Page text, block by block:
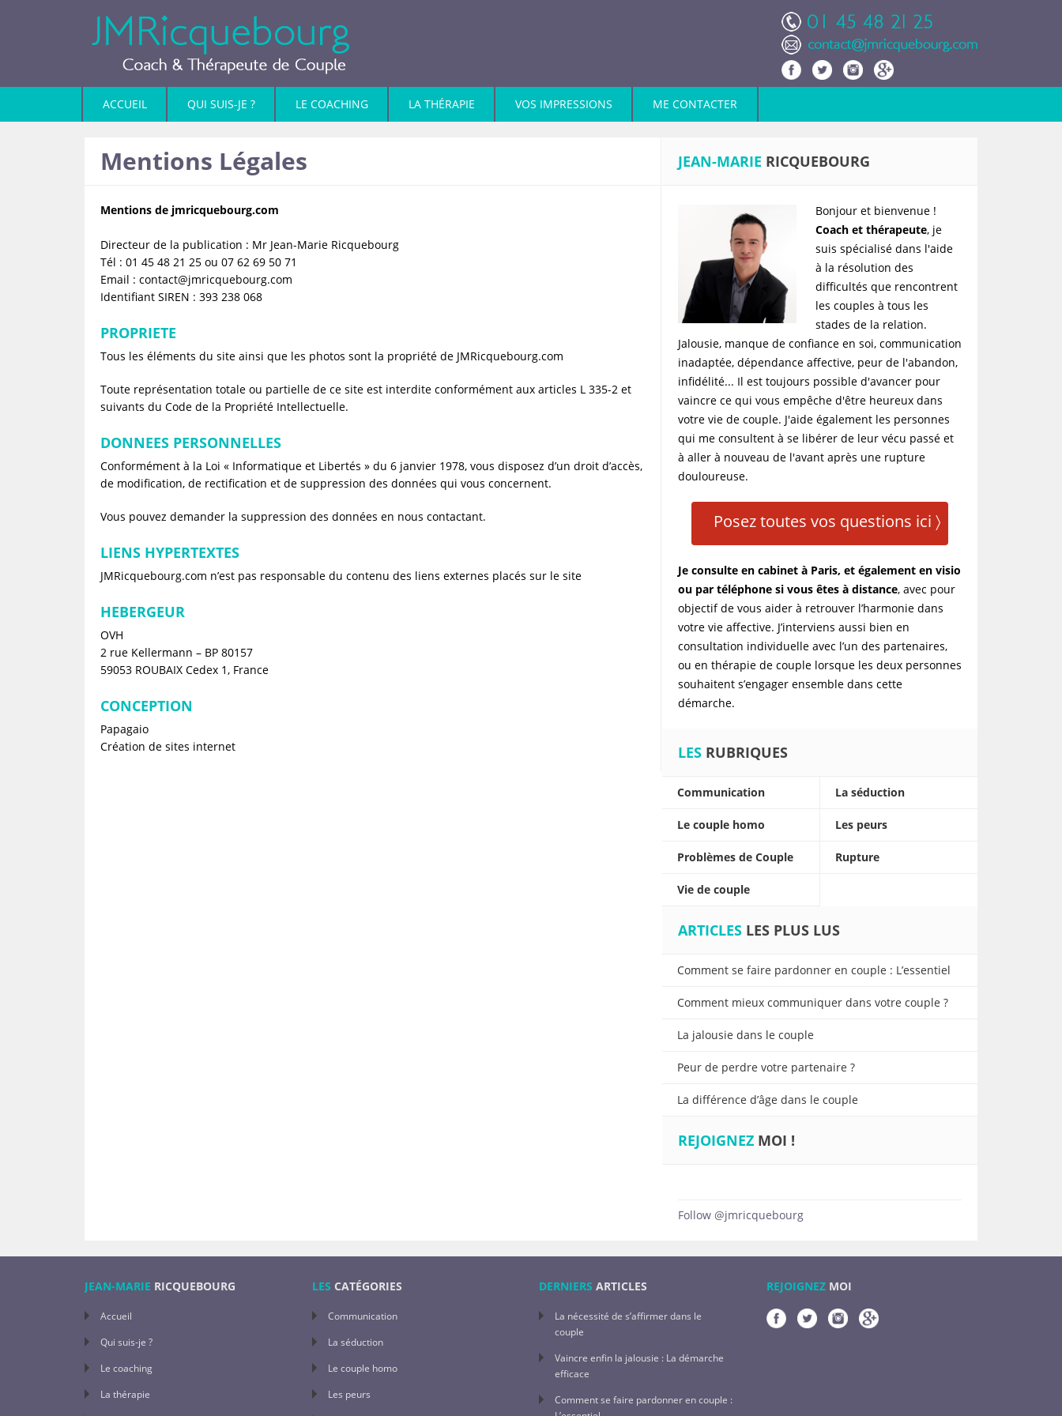
ACCUEIL QUI SUIS-JE ? LE COACHING LA THÉRAPIE VOS IMPRESSIONS ME CONTACTER
Mentions Légales
Mentions de jmricquebourg.com
Directeur de la publication : Mr Jean-Marie Ricquebourg
Tél : 01 45 48 21 25 ou 07 62 69 50 71
Email : contact@jmricquebourg.com
Identifiant SIREN : 393 238 068
PROPRIETE
Tous les éléments du site ainsi que les photos sont la propriété de JMRicquebourg.com
Toute représentation totale ou partielle de ce site est interdite conformément aux articles L 335-2 et
suivants du Code de la Propriété Intellectuelle.
DONNEES PERSONNELLES
Conformément à la Loi « Informatique et Libertés » du 6 janvier 1978, vous disposez d’un droit d’accès,
de modification, de rectification et de suppression des données qui vous concernent.
Vous pouvez demander la suppression des données en nous contactant.
LIENS HYPERTEXTES
JMRicquebourg.com n’est pas responsable du contenu des liens externes placés sur le site
HEBERGEUR
OVH
2 rue Kellermann – BP 80157
59053 ROUBAIX Cedex 1, France
CONCEPTION
Papagaio
Création de sites internet
JEAN-MARIE RICQUEBOURG
Bonjour et bienvenue !
Coach et thérapeute, je
suis spécialisé dans l'aide
à la résolution des
difficultés que rencontrent
les couples à tous les
stades de la relation.
Jalousie, manque de confiance en soi, communication
inadaptée, dépendance affective, peur de l'abandon,
infidélité... Il est toujours possible d'avancer pour
vaincre ce qui vous empêche d'être heureux dans
votre vie de couple. J'aide également les personnes
qui me consultent à se libérer de leur vécu passé et
à aller à nouveau de l'avant après une rupture
douloureuse.
Posez toutes vos questions ici 〉
Je consulte en cabinet à Paris, et également en visio
ou par téléphone si vous êtes à distance, avec pour
objectif de vous aider à retrouver l’harmonie dans
votre vie affective. J’interviens aussi bien en
consultation individuelle avec l’un des partenaires,
ou en thérapie de couple lorsque les deux personnes
souhaitent s’engager ensemble dans cette
démarche.
LES RUBRIQUES
Communication La séduction
Le couple homo Les peurs
Problèmes de Couple Rupture
Vie de couple
ARTICLES LES PLUS LUS
Comment se faire pardonner en couple : L’essentiel
Comment mieux communiquer dans votre couple ?
La jalousie dans le couple
Peur de perdre votre partenaire ?
La différence d’âge dans le couple
REJOIGNEZ MOI !
Follow @jmricquebourg
JEAN-MARIE RICQUEBOURG
Accueil
Qui suis-je ?
Le coaching
La thérapie
LES CATÉGORIES
Communication
La séduction
Le couple homo
Les peurs
DERNIERS ARTICLES
La nécessité de s’affirmer dans le
couple
Vaincre enfin la jalousie : La démarche
efficace
Comment se faire pardonner en couple :
REJOIGNEZMOI